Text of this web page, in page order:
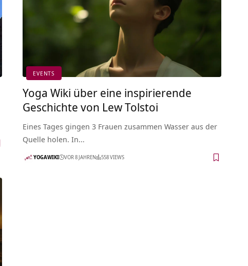
EVENTS
Yoga Wiki über eine inspirierende
Geschichte von Lew Tolstoi
Eines Tages gingen 3 Frauen zusammen Wasser aus der
Quelle holen. In…
YOGAWIKI VOR 8 JAHREN 558 VIEWS